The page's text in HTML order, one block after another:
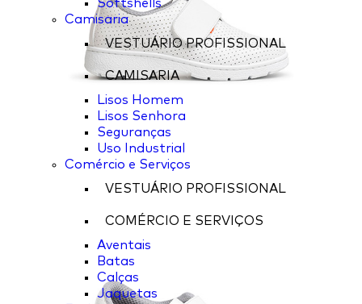
Softshells
Camisaria
VESTUÁRIO PROFISSIONAL
CAMISARIA
Lisos Homem
Lisos Senhora
Seguranças
Uso Industrial
Comércio e Serviços
VESTUÁRIO PROFISSIONAL
COMÉRCIO E SERVIÇOS
Aventais
Batas
Calças
Jaquetas